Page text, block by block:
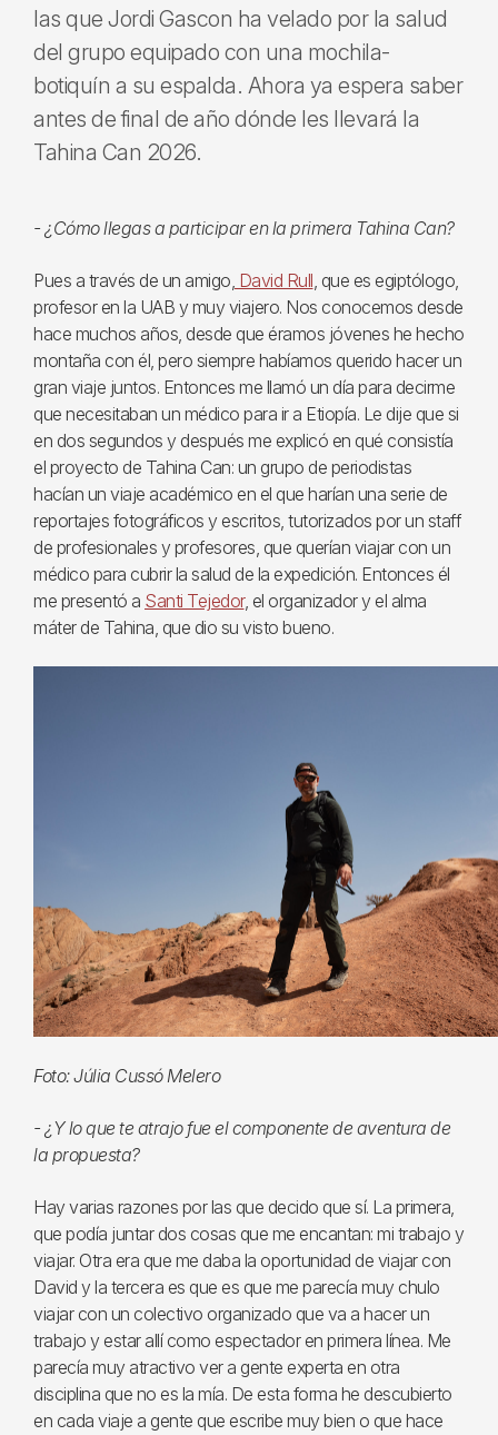
las que Jordi Gascon ha velado por la salud
del grupo equipado con una mochila-
botiquín a su espalda. Ahora ya espera saber
antes de final de año dónde les llevará la
Tahina Can 2026.
- ¿Cómo llegas a participar en la primera Tahina Can?
Pues a través de un amigo, David Rull, que es egiptólogo,
profesor en la UAB y muy viajero. Nos conocemos desde
hace muchos años, desde que éramos jóvenes he hecho
montaña con él, pero siempre habíamos querido hacer un
gran viaje juntos. Entonces me llamó un día para decirme
que necesitaban un médico para ir a Etiopía. Le dije que si
en dos segundos y después me explicó en qué consistía
el proyecto de Tahina Can: un grupo de periodistas
hacían un viaje académico en el que harían una serie de
reportajes fotográficos y escritos, tutorizados por un staff
de profesionales y profesores, que querían viajar con un
médico para cubrir la salud de la expedición. Entonces él
me presentó a Santi Tejedor, el organizador y el alma
máter de Tahina, que dio su visto bueno.
Foto: Júlia Cussó Melero
- ¿Y lo que te atrajo fue el componente de aventura de
la propuesta?
Hay varias razones por las que decido que sí. La primera,
que podía juntar dos cosas que me encantan: mi trabajo y
viajar. Otra era que me daba la oportunidad de viajar con
David y la tercera es que es que me parecía muy chulo
viajar con un colectivo organizado que va a hacer un
trabajo y estar allí como espectador en primera línea. Me
parecía muy atractivo ver a gente experta en otra
disciplina que no es la mía. De esta forma he descubierto
en cada viaje a gente que escribe muy bien o que hace